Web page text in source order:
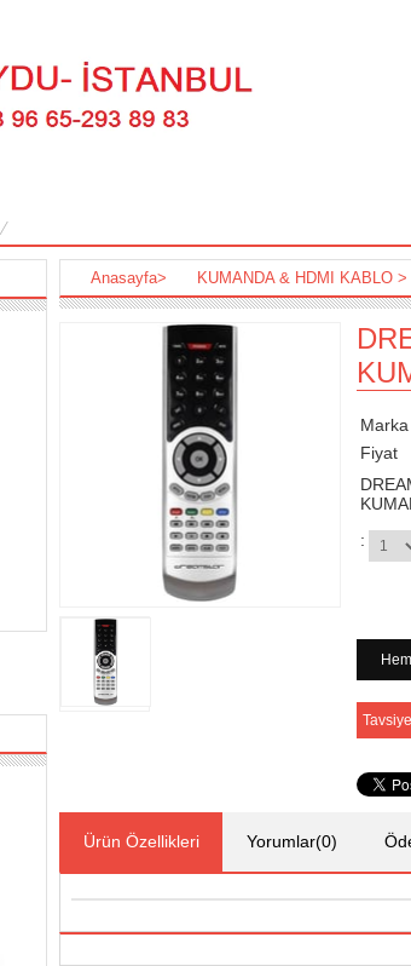
Anasayfa> KUMANDA & HDMI KABLO >
Marka
Fiyat
:
Ürün Özellikleri Yorumlar(0)